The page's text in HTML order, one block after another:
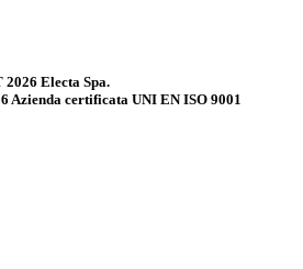
Electa Spa.
Azienda certificata UNI EN ISO 9001